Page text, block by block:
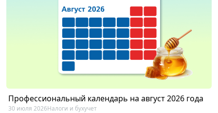
Профессиональный календарь на август 2026 года
30 июля 2026Налоги и бухучет